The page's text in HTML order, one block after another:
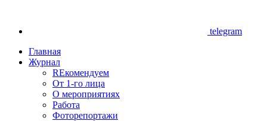
telegram
Главная
Журнал
REкомендуем
От 1-го лица
О мероприятиях
Работа
Фоторепортажи